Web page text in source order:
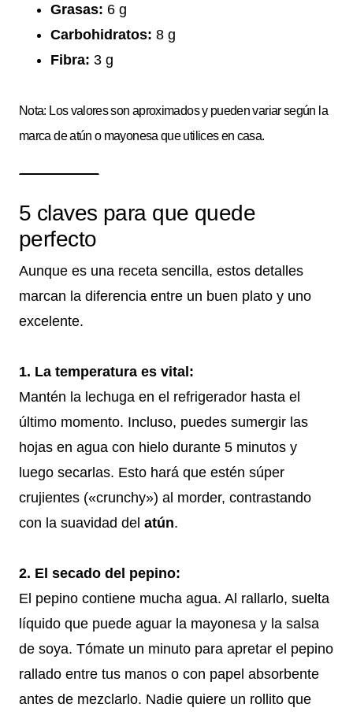
Grasas: 6 g
Carbohidratos: 8 g
Fibra: 3 g
Nota: Los valores son aproximados y pueden variar según la
marca de atún o mayonesa que utilices en casa.
5 claves para que quede
perfecto
Aunque es una receta sencilla, estos detalles
marcan la diferencia entre un buen plato y uno
excelente.
1. La temperatura es vital:
Mantén la lechuga en el refrigerador hasta el
último momento. Incluso, puedes sumergir las
hojas en agua con hielo durante 5 minutos y
luego secarlas. Esto hará que estén súper
crujientes («crunchy») al morder, contrastando
con la suavidad del atún.
2. El secado del pepino:
El pepino contiene mucha agua. Al rallarlo, suelta
líquido que puede aguar la mayonesa y la salsa
de soya. Tómate un minuto para apretar el pepino
rallado entre tus manos o con papel absorbente
antes de mezclarlo. Nadie quiere un rollito que